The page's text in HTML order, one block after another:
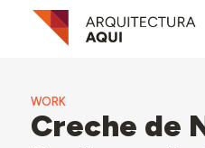
WORK
Creche de